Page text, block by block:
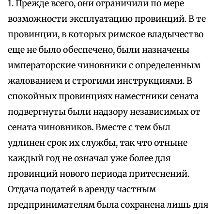
1. Прежде всего, они ограничили по мере
возможности эксплуатацию провинций. В те
провинции, в которых римское владычество
еще не было обеспечено, были назначены
императорские чиновники с определенным
жалованием и строгими инструкциями. В
спокойных провинциях наместники сената
подвергнуты были надзору независимых от
сената чиновников. Вместе с тем был
удлинен срок их службы, так что отныне
каждый год не означал уже более для
провинций нового периода притеснений.
Отдача податей в аренду частным
предпринимателям была сохранена лишь для